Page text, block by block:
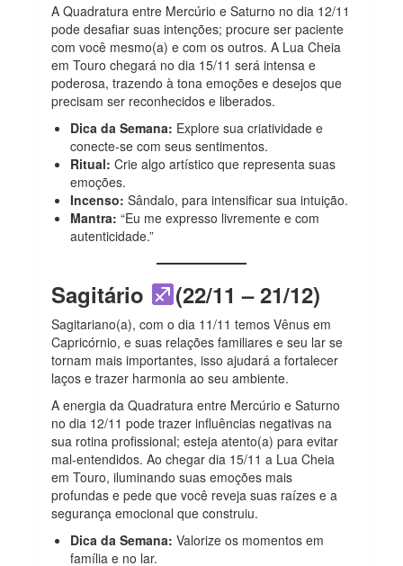
A Quadratura entre Mercúrio e Saturno no dia 12/11
pode desafiar suas intenções; procure ser paciente
com você mesmo(a) e com os outros. A Lua Cheia
em Touro chegará no dia 15/11 será intensa e
poderosa, trazendo à tona emoções e desejos que
precisam ser reconhecidos e liberados.
Dica da Semana: Explore sua criatividade e
conecte-se com seus sentimentos.
Ritual: Crie algo artístico que representa suas
emoções.
Incenso: Sândalo, para intensificar sua intuição.
Mantra: “Eu me expresso livremente e com
autenticidade.”
Sagitário (22/11 – 21/12)
Sagitariano(a), com o dia 11/11 temos Vênus em
Capricórnio, e suas relações familiares e seu lar se
tornam mais importantes, isso ajudará a fortalecer
laços e trazer harmonia ao seu ambiente.
A energia da Quadratura entre Mercúrio e Saturno
no dia 12/11 pode trazer influências negativas na
sua rotina profissional; esteja atento(a) para evitar
mal-entendidos. Ao chegar dia 15/11 a Lua Cheia
em Touro, iluminando suas emoções mais
profundas e pede que você reveja suas raízes e a
segurança emocional que construiu.
Dica da Semana:Valorize os momentos em
família e no lar.